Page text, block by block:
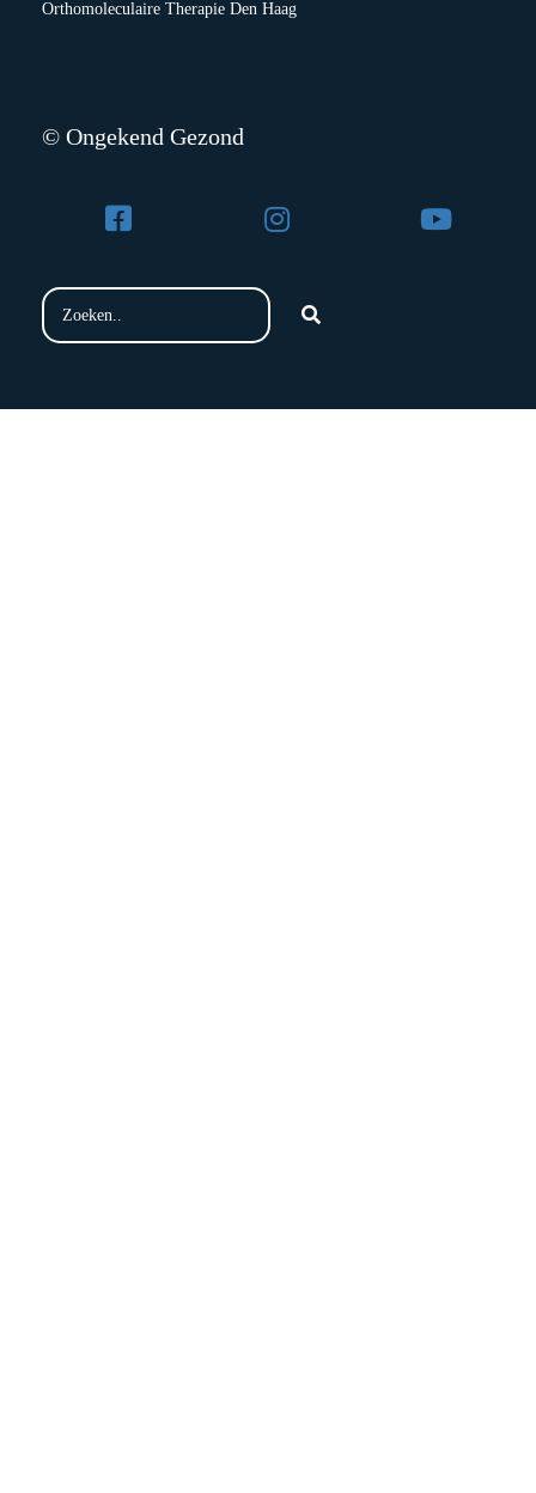
Orthomoleculaire Therapie Den Haag
© Ongekend Gezond